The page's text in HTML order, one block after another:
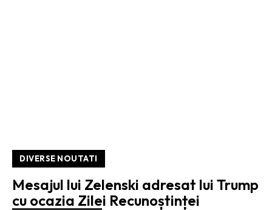
DIVERSE NOUTATI
Mesajul lui Zelenski adresat lui Trump
cu ocazia Zilei Recunoștinței